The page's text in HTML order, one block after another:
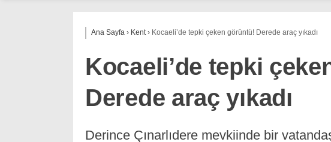
Ana Sayfa › Kent› Kocaeli’de tepki çeken görüntü! Derede araç yıkadı
Kocaeli’de tepki
Derede araç yıkadı
Derince Çınarlıdere mevkiinde bir